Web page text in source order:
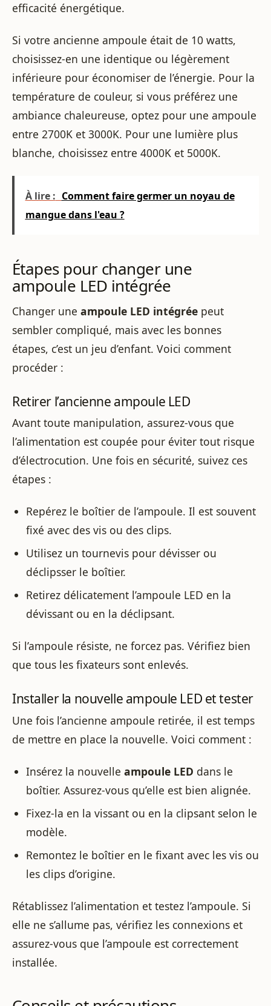
efficacité énergétique.
Si votre ancienne ampoule était de 10 watts,
choisissez-en une identique ou légèrement
inférieure pour économiser de l’énergie. Pour la
température de couleur, si vous préférez une
ambiance chaleureuse, optez pour une ampoule
entre 2700K et 3000K. Pour une lumière plus
blanche, choisissez entre 4000K et 5000K.
À lire : Comment faire germer un noyau de
mangue dans l'eau ?
Étapes pour changer une
ampoule LED intégrée
Changer une ampoule LED intégrée peut
sembler compliqué, mais avec les bonnes
étapes, c’est un jeu d’enfant. Voici comment
procéder :
Retirer l’ancienne ampoule LED
Avant toute manipulation, assurez-vous que
l’alimentation est coupée pour éviter tout risque
d’électrocution. Une fois en sécurité, suivez ces
étapes :
Repérez le boîtier de l’ampoule. Il est souvent
fixé avec des vis ou des clips.
Utilisez un tournevis pour dévisser ou
déclipsser le boîtier.
Retirez délicatement l’ampoule LED en la
dévissant ou en la déclipsant.
Si l’ampoule résiste, ne forcez pas. Vérifiez bien
que tous les fixateurs sont enlevés.
Installer la nouvelle ampoule LED et tester
Une fois l’ancienne ampoule retirée, il est temps
de mettre en place la nouvelle. Voici comment :
Insérez la nouvelle ampoule LED dans le
boîtier. Assurez-vous qu’elle est bien alignée.
Fixez-la en la vissant ou en la clipsant selon le
modèle.
Remontez le boîtier en le fixant avec les vis ou
les clips d’origine.
Rétablissez l’alimentation et testez l’ampoule. Si
elle ne s’allume pas, vérifiez les connexions et
assurez-vous que l’ampoule est correctement
installée.